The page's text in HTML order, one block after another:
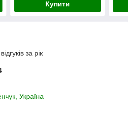
Купити
за рік
Україна